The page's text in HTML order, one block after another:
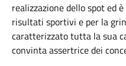
realizzazione dello spot ed
risultati sportivi e per la
caratterizzato tutta la sua
convinta assertrice dei